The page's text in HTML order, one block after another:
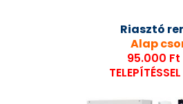
Riasztó
Alap
95.000 Ft